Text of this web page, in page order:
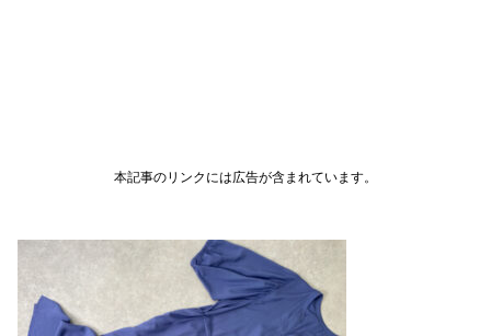
本記事のリンクには広告が含まれています。